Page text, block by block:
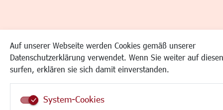
Auf unserer Webseite werden Cookies gemäß unserer
Datenschutzerklärung verwendet. Wenn Sie weiter auf
surfen, erklären sie sich damit einverstanden.
System-Cookies